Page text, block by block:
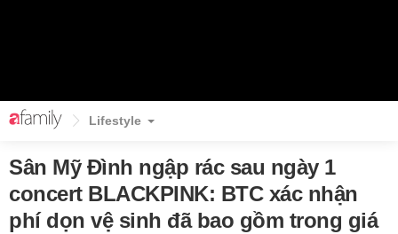
Lifestyle
Sân Mỹ Đình ngập rác sau ngày 1
concert BLACKPINK: BTC xác nhận
phí dọn vệ sinh đã bao gồm trong giá